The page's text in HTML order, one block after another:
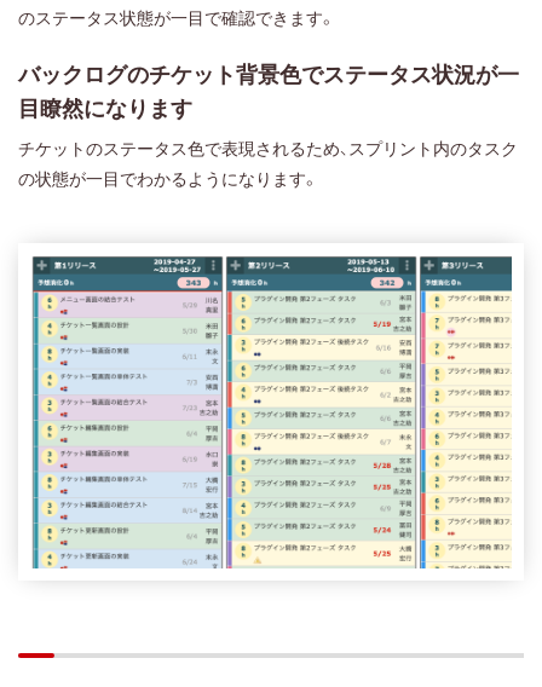
のステータス状態が一目で確認できます。
バックログのチケット背景色でステータス状況が一
目瞭然になります
チケットのステータス色で表現されるため、スプリント内のタスク
の状態が一目でわかるようになります。